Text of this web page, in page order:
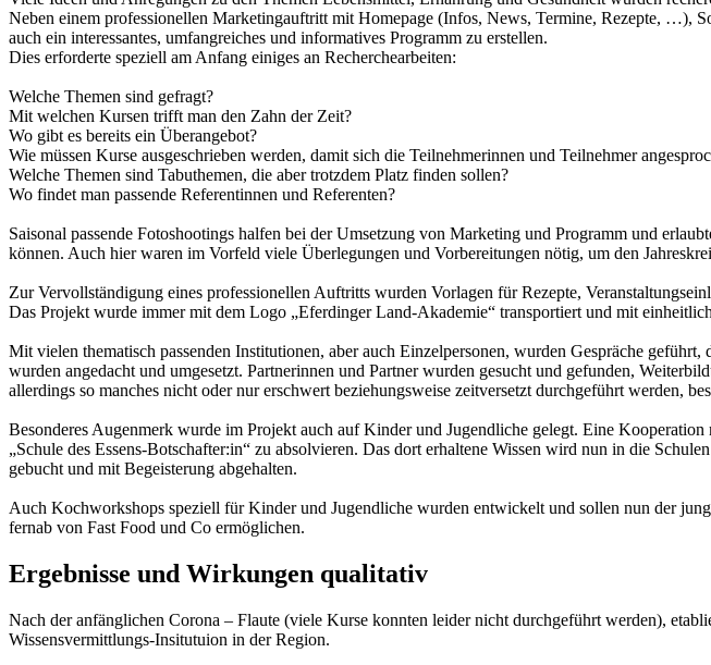
Neben einem professionellen Marketingauftritt mit Homepage (Infos, News, Termine, Rezepte, …),
auch ein interessantes, umfangreiches und informatives Programm zu erstellen.
Dies erforderte speziell am Anfang einiges an Recherchearbeiten:
Welche Themen sind gefragt?
Mit welchen Kursen trifft man den Zahn der Zeit?
Wo gibt es bereits ein Überangebot?
Wie müssen Kurse ausgeschrieben werden, damit sich die Teilnehmerinnen und Teilnehmer
Welche Themen sind Tabuthemen, die aber trotzdem Platz finden sollen?
Wo findet man passende Referentinnen und Referenten?
Saisonal passende Fotoshootings halfen bei der Umsetzung von Marketing und Programm und
können. Auch hier waren im Vorfeld viele Überlegungen und Vorbereitungen nötig, um den
Zur Vervollständigung eines professionellen Auftritts wurden Vorlagen für Rezepte,
Das Projekt wurde immer mit dem Logo „Eferdinger Land-Akademie“ transportiert und mit
Mit vielen thematisch passenden Institutionen, aber auch Einzelpersonen, wurden Gespräche
wurden angedacht und umgesetzt. Partnerinnen und Partner wurden gesucht und gefunden,
allerdings so manches nicht oder nur erschwert beziehungsweise zeitversetzt durchgeführt werden,
Besonderes Augenmerk wurde im Projekt auch auf Kinder und Jugendliche gelegt. Eine
„Schule des Essens-Botschafter:in“ zu absolvieren. Das dort erhaltene Wissen wird nun in die
gebucht und mit Begeisterung abgehalten.
Auch Kochworkshops speziell für Kinder und Jugendliche wurden entwickelt und sollen nun der
fernab von Fast Food und Co ermöglichen.
Ergebnisse und Wirkungen qualitativ
Nach der anfänglichen Corona – Flaute (viele Kurse konnten leider nicht durchgeführt werden),
Wissensvermittlungs-Insitutuion in der Region.